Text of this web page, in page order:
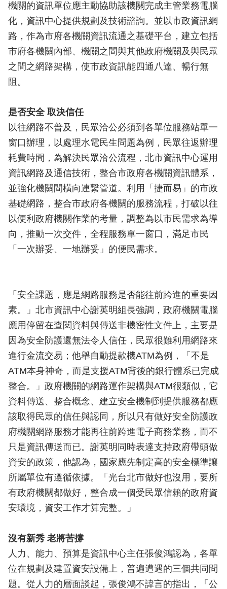
機關的資訊單位應主動協助該機關完成主管業務電腦
化，資訊中心提供規劃及技術諮詢。並以市政資訊網
路，作為市府各機關資訊流通之基礎平台，建立包括
市府各機關內部、機關之間與其他政府機關及與民眾
之間之網路架構，使市政資訊能四通八達、暢行無
阻。
是否安全 取決信任
以往網路不普及，民眾洽公必須到各單位服務站單一
窗口辦理，以處理水電民生問題為例，民眾往返辦理
耗費時間，為解決民眾洽公流程，北市資訊中心運用
資訊網路及通信技術，整合市政府各機關資訊體系，
並強化機關間橫向連繫管道。利用「捷而易」的市政
基礎網路，整合市政府各機關的服務流程，打破以往
以便利政府機關作業的考量，調整為以市民需求為導
向，推動一次交件，全程服務單一窗口，滿足市民
「一次辦妥、一地辦妥」的便民需求。
「安全課題，應是網路服務是否能往前跨進的重要因
素。」北市資訊中心謝英明組長強調，政府機關電腦
應用停留在查閱資料與傳送非機密性文件上，主要是
因為安全防護還無法令人信任，民眾很難利用網路來
進行金流交易；他舉自動提款機ATM為例，「不是
ATM本身神奇，而是支援ATM背後的銀行體系已完成
整合。」政府機關的網路運作架構與ATM很類似，它
資料傳送、整合概念、建立安全機制到提供服務都應
該取得民眾的信任與認同，所以只有做好安全防護政
府機關網路服務才能再往前跨進電子商務業務，而不
只是資訊傳送而已。謝英明同時表達支持政府帶頭做
資安的政策，他認為，國家應先制定高的安全標準讓
所屬單位有遵循依據。「光台北市做好也沒用，要所
有政府機關都做好，整合成一個受民眾信賴的政府資
安環境，資安工作才算完整。」
沒有新秀 老將苦撐
人力、能力、預算是資訊中心主任張俊鴻認為，各單
位在規劃及建置資安設備上，普遍遭遇的三個共同問
題。從人力的層面談起，張俊鴻不諱言的指出，「公